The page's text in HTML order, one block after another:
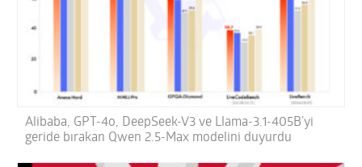
Alibaba, GPT-4o, DeepSeek-V3 ve Llama-3.1-405B’yi
geride bırakan Qwen 2.5-Max modelini duyurdu